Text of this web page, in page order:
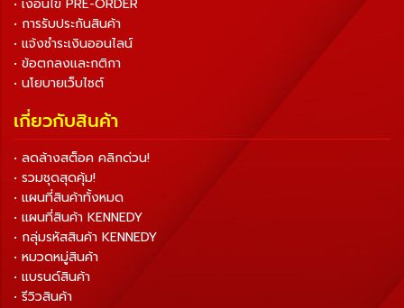
• เงื่อนไข PRE-ORDER
• การรับประกันสินค้า
• แจ้งชำระเงินออนไลน์
• ข้อตกลงและกติกา
• นโยบายเว็บไซต์
เกี่ยวกับสินค้า
• ลดล้างสต็อค คลิกด่วน!
• รวมชุดสุดคุ้ม!
• แผนที่สินค้าทั้งหมด
• แผนที่สินค้า KENNEDY
• กลุ่มรหัสสินค้า KENNEDY
• หมวดหมู่สินค้า
• แบรนด์สินค้า
• รีวิวสินค้า